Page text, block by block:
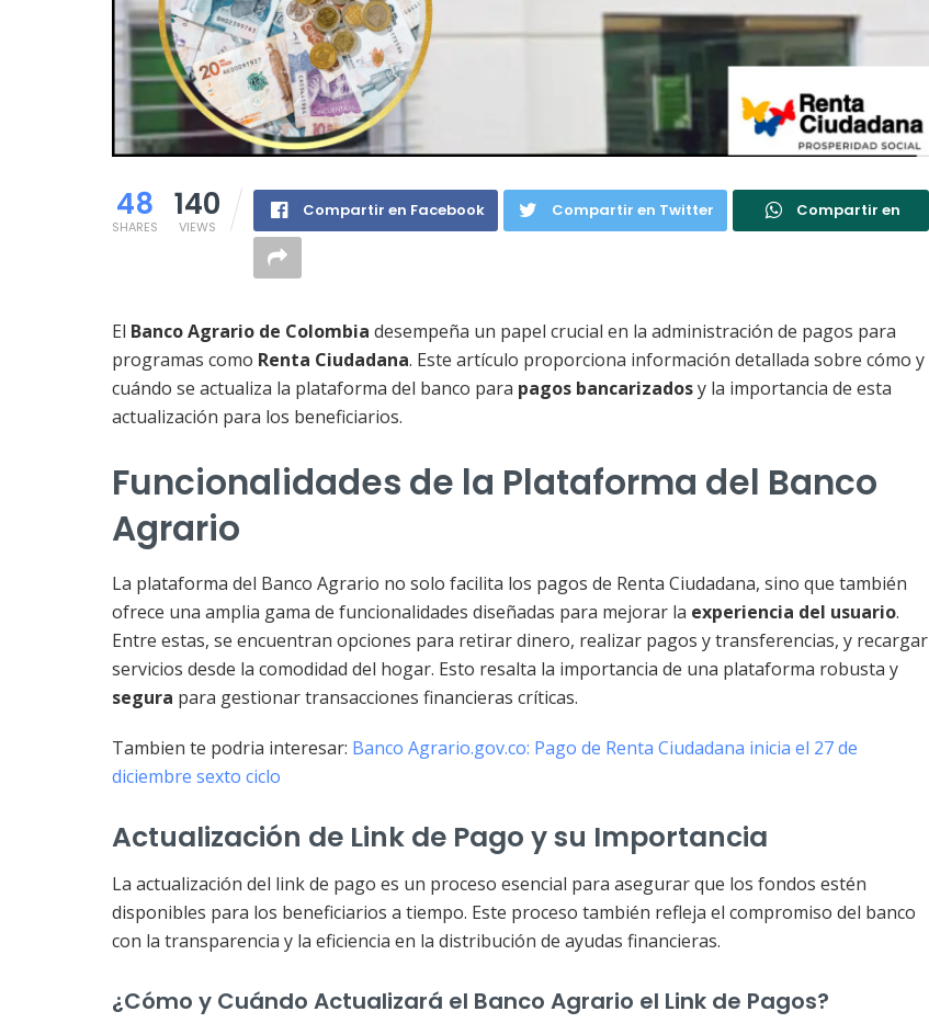
48
SHARES
140
VIEWS
Compartir en Facebook Compartir en Twitter Compartir en
El Banco Agrario de Colombia desempeña un papel crucial en la administración de pagos para
programas como Renta Ciudadana. Este artículo proporciona información detallada sobre cómo y
cuándo se actualiza la plataforma del banco para pagos bancarizadosy la importancia de esta
actualización para los beneficiarios.
Funcionalidades de la Plataforma del Banco
Agrario
La plataforma del Banco Agrario no solo facilita los pagos de Renta Ciudadana, sino que también
ofrece una amplia gama de funcionalidades diseñadas para mejorar la experiencia del usuario.
Entre estas, se encuentran opciones para retirar dinero, realizar pagos y transferencias, y recargar
servicios desde la comodidad del hogar. Esto resalta la importancia de una plataforma robusta y
segura para gestionar transacciones financieras críticas.
Tambien te podria interesar: Banco Agrario.gov.co: Pago de Renta Ciudadana inicia el 27 de
diciembre sexto ciclo
Actualización de Link de Pago y su Importancia
La actualización del link de pago es un proceso esencial para asegurar que los fondos estén
disponibles para los beneficiarios a tiempo. Este proceso también refleja el compromiso del banco
con la transparencia y la eficiencia en la distribución de ayudas financieras.
¿Cómo y Cuándo Actualizará el Banco Agrario el Link de Pagos?